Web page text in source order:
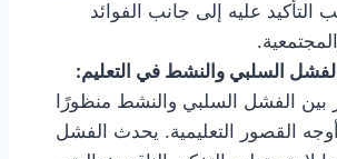
التأكيد عليه إلى جانب الفوائد
الفشل السلبي والنشط في التعليم:
بين الفشل السلبي والنشط منظورًا
القصور التعليمية. يحدث الفشل